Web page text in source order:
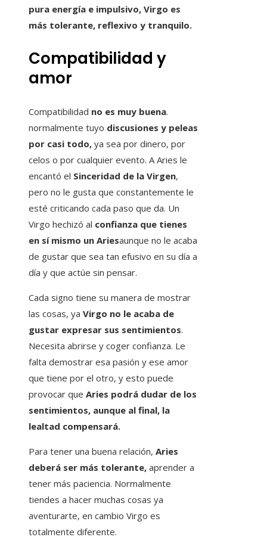
pura energía e impulsivo, Virgo es
más tolerante, reflexivo y tranquilo.
Compatibilidad y
amor
Compatibilidad no es muy buena.
normalmente tuyo discusiones y peleas
por casi todo, ya sea por dinero, por
celos o por cualquier evento. A Aries le
encantó el Sinceridad de la Virgen,
pero no le gusta que constantemente le
esté criticando cada paso que da. Un
Virgo hechizó al confianza que tienes
en sí mismo un Ariesaunque no le acaba
de gustar que sea tan efusivo en su día a
día y que actúe sin pensar.
Cada signo tiene su manera de mostrar
las cosas, ya Virgo no le acaba de
gustar expresar sus sentimientos.
Necesita abrirse y coger confianza. Le
falta demostrar esa pasión y ese amor
que tiene por el otro, y esto puede
provocar que Aries podrá dudar de los
sentimientos, aunque al final, la
lealtad compensará.
Para tener una buena relación, Aries
deberá ser más tolerante, aprender a
tener más paciencia. Normalmente
tiendes a hacer muchas cosas ya
aventurarte, en cambio Virgo es
totalmente diferente.